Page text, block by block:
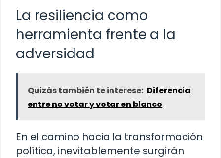
La resiliencia como
herramienta frente a la
adversidad
Quizás también te interese: Diferencia
entre no votar y votar en blanco
En el camino hacia la transformación
política, inevitablemente surgirán